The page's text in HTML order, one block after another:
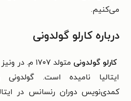
می‌کنیم.
درباره کارلو گولدونی
کارلو گولدونی‌
متولد ۱۷۰۷
ایتالیا نامیده است.
کمدی‌نویس دوران رنسانس در